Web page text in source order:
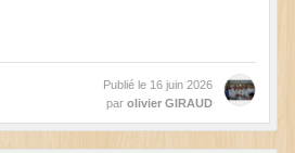
Publié le 16 juin 2026
par olivier GIRAUD